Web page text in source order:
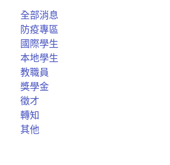
全部消息
防疫專區
國際學生
本地學生
教職員
獎學金
徵才
轉知
其他